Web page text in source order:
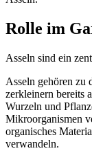
Rolle im
Asseln sind ein
Asseln gehören zu
zerkleinern bereits
Wurzeln und
Mikroorganismen
organisches
verwandeln.